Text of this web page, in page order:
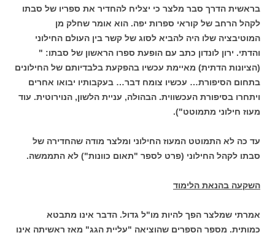
בראשית הדרך סבר מלצר כי יצליח להחדיר את ספריו של סבתו
לקהל הרחב של קוראי ספרות יפה. הוא אומר שחלק מן
המוטיבציה שלו היה להביא לסוג של קשר בין העולם החילוני
והדתי. ירון לונדון כתב עם הופעת ספרו הראשון של סבתו: "
(הציונות הדתית) מאיימת עכשיו בהפקעת בלבדיותם של החילונים
בתחום הסיפורת… עכשיו צומח דבר… בעקבותיו יבואו אחרים
ויתחרו בסיפורת העכשווית. הבהולה, עניית הלשון, הנוירוטית. עוד
מעוז חילוני מתמוטט").
עד כה לא התמוטט המעוז החילוני ומלצר מודה שהחדירה של
סבתו לקהל החילוני (פרט לספר "תאום כוונות") לא התממשה.
השקעה בהנאת הלימוד
אמרתי שמלצר הפך להיות מו"ל גדול. הדבר אינו מתבטא
כמותית. מספר הספרים שהוציאה "עליית הגג" מאז ראשיתה אינו